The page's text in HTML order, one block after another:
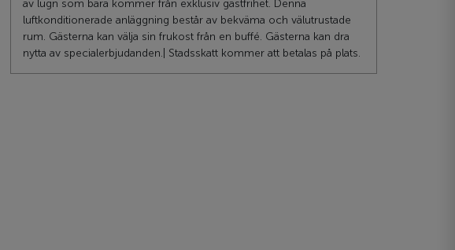
av lugn som bara kommer från exklusiv gästfrihet. Denna
luftkonditionerade anläggning består av bekväma och välutrustade
rum. Gästerna kan välja sin frukost från en buffé. Gästerna kan dra
nytta av specialerbjudanden.| Stadsskatt kommer att betalas på plats.